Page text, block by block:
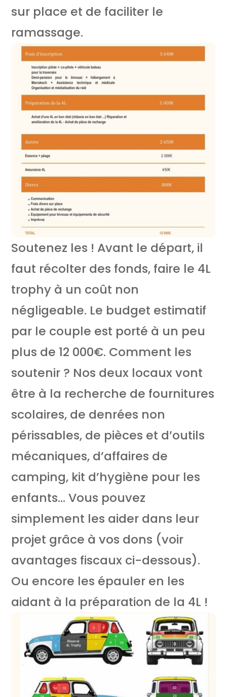
sur place et de faciliter le
ramassage.
Soutenez les ! Avant le départ, il
faut récolter des fonds, faire le 4L
trophy à un coût non
négligeable. Le budget estimatif
par le couple est porté à un peu
plus de 12 000€. Comment les
soutenir ? Nos deux locaux vont
être à la recherche de fournitures
scolaires, de denrées non
périssables, de pièces et d’outils
mécaniques, d’affaires de
camping, kit d’hygiène pour les
enfants… Vous pouvez
simplement les aider dans leur
projet grâce à vos dons (voir
avantages fiscaux ci-dessous).
Ou encore les épauler en les
aidant à la préparation de la 4L !